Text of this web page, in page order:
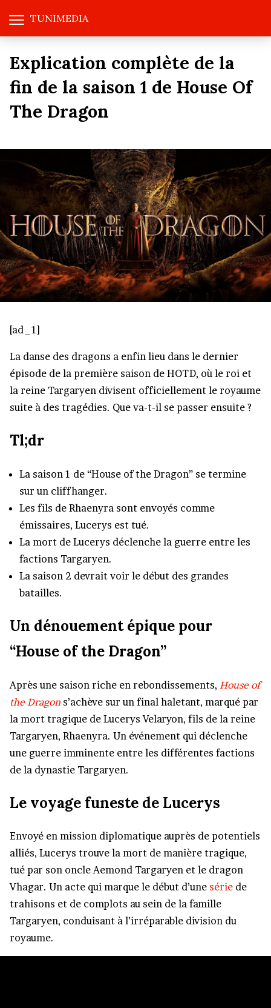
TUNIMEDIA
Explication complète de la
fin de la saison 1 de House Of
The Dragon
[ad_1]
La danse des dragons a enfin lieu dans le dernier
épisode de la première saison de HOTD, où le roi et
la reine Targaryen divisent officiellement le royaume
suite à des tragédies. Que va-t-il se passer ensuite ?
Tl;dr
La saison 1 de “House of the Dragon” se termine
sur un cliffhanger.
Les fils de Rhaenyra sont envoyés comme
émissaires, Lucerys est tué.
La mort de Lucerys déclenche la guerre entre les
factions Targaryen.
La saison 2 devrait voir le début des grandes
batailles.
Un dénouement épique pour
“House of the Dragon”
Après une saison riche en rebondissements, House of
the Dragon s’achève sur un final haletant, marqué par
la mort tragique de Lucerys Velaryon, fils de la reine
Targaryen, Rhaenyra. Un événement qui déclenche
une guerre imminente entre les différentes factions
de la dynastie Targaryen.
Le voyage funeste de Lucerys
Envoyé en mission diplomatique auprès de potentiels
alliés, Lucerys trouve la mort de manière tragique,
tué par son oncle Aemond Targaryen et le dragon
Vhagar. Un acte qui marque le début d’une série de
trahisons et de complots au sein de la famille
Targaryen, conduisant à l’irréparable division du
royaume.